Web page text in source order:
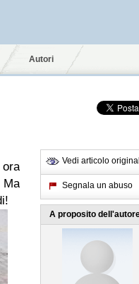
Autori
Vedi articolo
Segnala un abuso
A proposito